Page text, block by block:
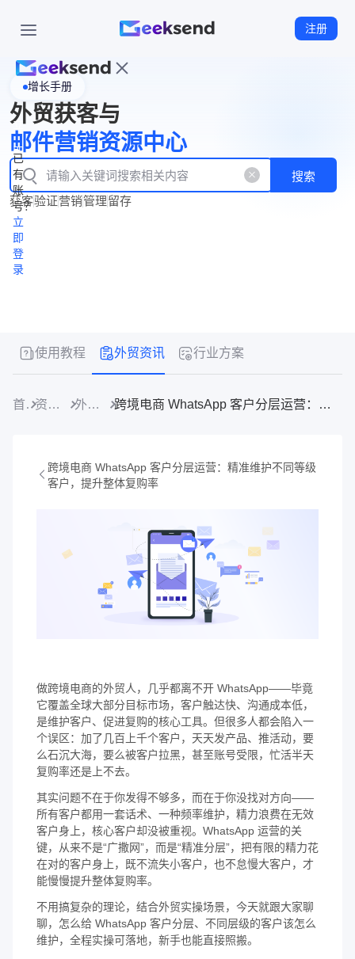
注册
页
WhatsApp
企业号
New
产
品
功
能
产
品
价
格
资
源
中
心
立
即
注
册
已
有
账
号？
立
即
登
录
增长手册
外贸获客与
邮件营销资源中心
搜索
获客验证营销管理留存
使用教程 外贸资讯 行业方案
首页 资源中心 外贸资讯 跨境电商 WhatsApp 客户分层运营：精准维护不同等级客户，提升整体复购率
跨境电商 WhatsApp 客户分层运营：精准维护不同等级
客户，提升整体复购率
做跨境电商的外贸人，几乎都离不开 WhatsApp——毕竟
它覆盖全球大部分目标市场，客户触达快、沟通成本低，
是维护客户、促进复购的核心工具。但很多人都会陷入一
个误区：加了几百上千个客户，天天发产品、推活动，要
么石沉大海，要么被客户拉黑，甚至账号受限，忙活半天
复购率还是上不去。
其实问题不在于你发得不够多，而在于你没找对方向——
所有客户都用一套话术、一种频率维护，精力浪费在无效
客户身上，核心客户却没被重视。WhatsApp 运营的关
键，从来不是“广撒网”，而是“精准分层”，把有限的精力花
在对的客户身上，既不流失小客户，也不怠慢大客户，才
能慢慢提升整体复购率。
不用搞复杂的理论，结合外贸实操场景，今天就跟大家聊
聊，怎么给 WhatsApp 客户分层、不同层级的客户该怎么
维护，全程实操可落地，新手也能直接照搬。